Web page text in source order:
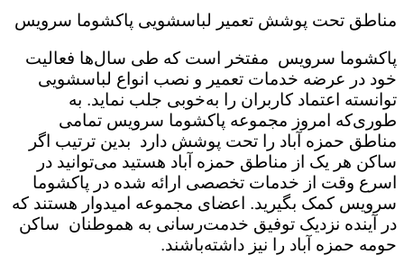
مناطق تحت پوشش تعمیر لباسشویی پاکشوما سرویس
پاکشوما سرویس مفتخر است که طی سال‌ها فعالیت
خود در عرضه خدمات تعمیر و نصب انواع لباسشویی
توانسته اعتماد کاربران را به‌خوبی جلب نماید. به
طوری‌که امروز مجموعه پاکشوما سرویس تمامی
مناطق حمزه آباد را تحت پوشش دارد بدین ترتیب اگر
ساکن هر یک از مناطق حمزه آباد هستید می‌توانید در
اسرع وقت از خدمات تخصصی ارائه شده در پاکشوما
سرویس کمک بگیرید. اعضای مجموعه امیدوار هستند که
در آینده نزدیک توفیق خدمت‌رسانی به هموطنان ساکن
حومه حمزه آباد را نیز داشته‌باشند.